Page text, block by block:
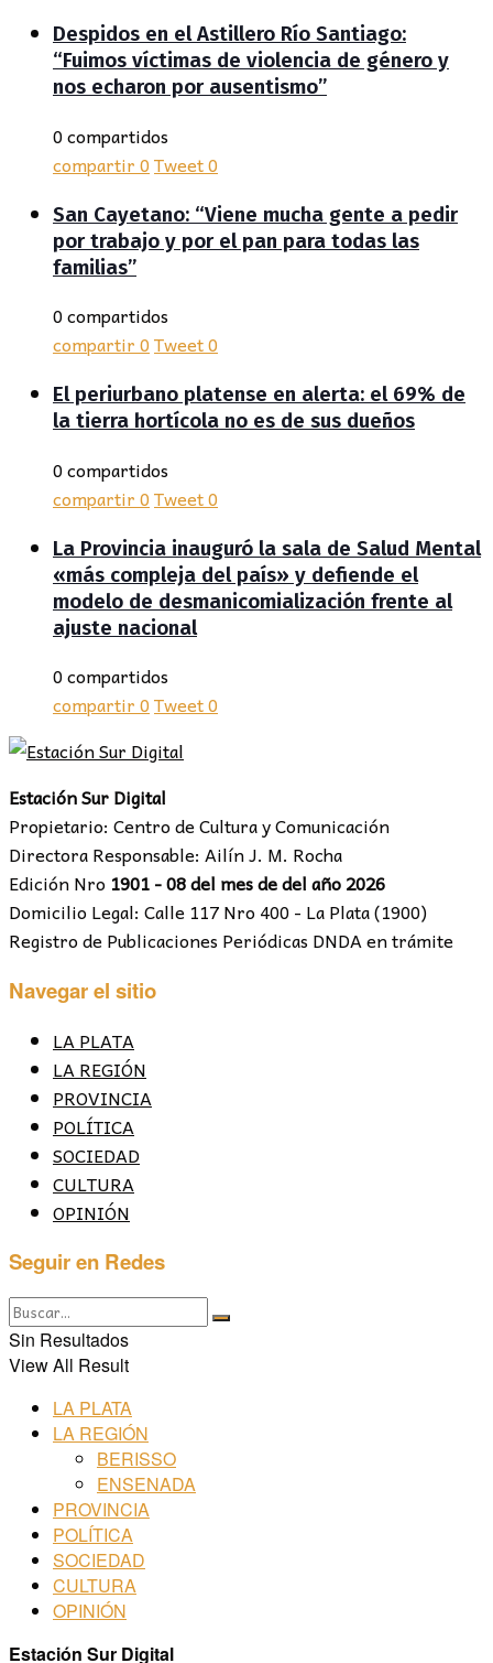
Despidos en el Astillero Río Santiago:
“Fuimos víctimas de violencia de género y
nos echaron por ausentismo”
0 compartidos
compartir0Tweet0
San Cayetano: “Viene mucha gente a pedir
por trabajo y por el pan para todas las
familias”
0 compartidos
compartir0Tweet0
El periurbano platense en alerta: el 69% de
la tierra hortícola no es de sus dueños
0 compartidos
compartir0Tweet0
La Provincia inauguró la sala de Salud Mental
«más compleja del país» y defiende el
modelo de desmanicomialización frente al
ajuste nacional
0 compartidos
compartir0Tweet0
Estación Sur Digital
Propietario: Centro de Cultura y Comunicación
Directora Responsable: Ailín J. M. Rocha
Edición Nro 1901 - 08 del mes de del año 2026
Domicilio Legal: Calle 117 Nro 400 - La Plata (1900)
Registro de Publicaciones Periódicas DNDA en trámite
Navegar el sitio
LA PLATA
LA REGIÓN
PROVINCIA
POLÍTICA
SOCIEDAD
CULTURA
OPINIÓN
Seguir en Redes
Sin Resultados
View All Result
LA PLATA
LA REGIÓN
BERISSO
ENSENADA
PROVINCIA
POLÍTICA
SOCIEDAD
CULTURA
OPINIÓN
Estación Sur Digital